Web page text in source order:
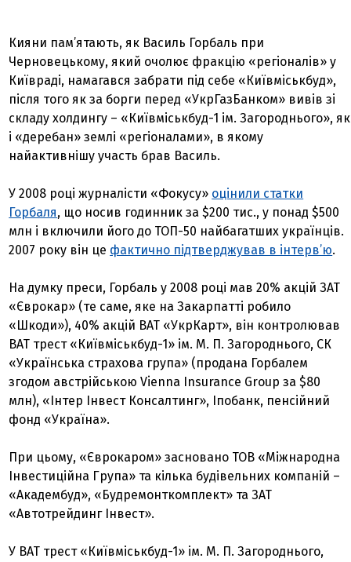
Кияни пам’ятають, як Василь Горбаль при
Черновецькому, який очолює фракцію «регіоналів» у
Київраді, намагався забрати під себе «Київміськбуд»,
після того як за борги перед «УкрГазБанком» вивів зі
складу холдингу – «Київміськбуд-1 ім. Загороднього», як
і «деребан» землі «регіоналами», в якому
найактивнішу участь брав Василь.
У 2008 році журналісти «Фокусу» оцінили статки
Горбаля, що носив годинник за $200 тис., у понад $500
млн і включили його до ТОП-50 найбагатших українців.
2007 року він це фактично підтверджував в інтерв’ю.
На думку преси, Горбаль у 2008 році мав 20% акцій ЗАТ
«Єврокар» (те саме, яке на Закарпатті робило
«Шкоди»), 40% акцій ВАТ «УкрКарт», він контролював
ВАТ трест «Київміськбуд-1» ім. М. П. Загороднього, СК
«Українська страхова група» (продана Горбалем
згодом австрійською Vienna Insurance Group за $80
млн), «Інтер Інвест Консалтинг», Іпобанк, пенсійний
фонд «Україна».
При цьому, «Єврокаром» засновано ТОВ «Міжнародна
Інвестиційна Група» та кілька будівельних компаній –
«Академбуд», «Будремонткомплект» та ЗАТ
«Автотрейдинг Інвест».
У ВАТ трест «Київміськбуд-1» ім. М. П. Загороднього,